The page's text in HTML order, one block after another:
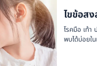
ไขข้อส
โรคมือ เท้
พบได้บ่อยใ